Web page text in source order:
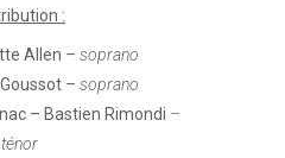
:
Allen – soprano
– soprano
– Bastien Rimondi –
ténor